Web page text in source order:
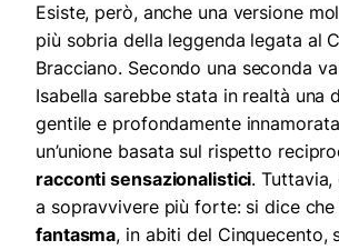
Esiste, però, anche una versione
più sobria della leggenda legata al
Bracciano. Secondo una seconda
Isabella sarebbe stata in realtà una
gentile e profondamente
un’unione basata sul rispetto
racconti sensazionalistici. Tuttavia,
a sopravvivere più forte: si dice che
fantasma, in abiti del Cinquecento,